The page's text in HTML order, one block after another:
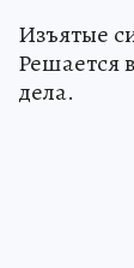
Изъятые
Решается
дела.